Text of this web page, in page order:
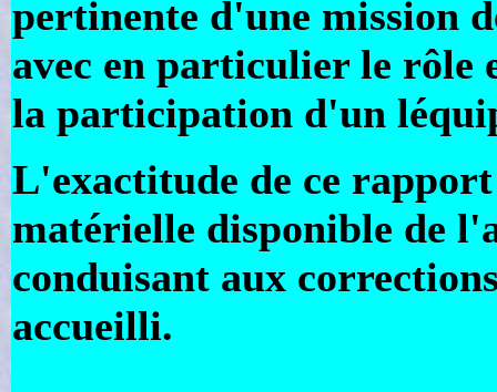
pertinente d'une mission
avec en particulier le rôle
la participation d'un
L'exactitude de ce
matérielle disponible de
conduisant aux
accueilli.